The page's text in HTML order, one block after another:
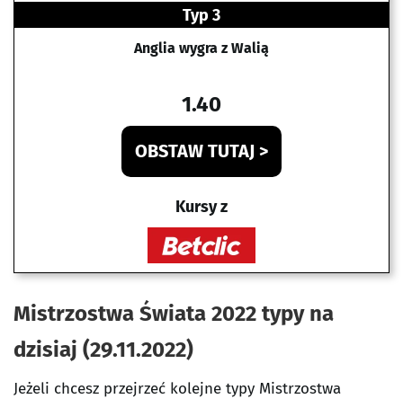
Typ 3
Anglia wygra z Walią
1.40
OBSTAW TUTAJ >
Kursy z
Mistrzostwa Świata 2022 typy na
dzisiaj (29.11.2022)
Jeżeli chcesz przejrzeć kolejne typy Mistrzostwa